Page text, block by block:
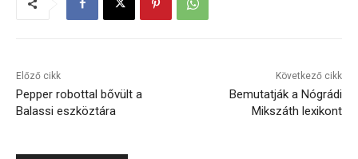
Előző cikk
Pepper robottal bővült a
Balassi eszköztára
Következő cikk
Bemutatják a Nógrádi
Mikszáth lexikont